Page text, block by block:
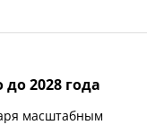
2028 года
масштабным